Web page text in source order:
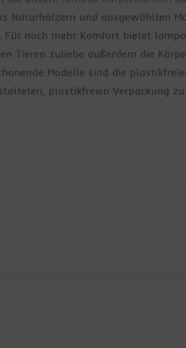
Naturhölzern und ausgewählten
Für noch mehr Komfort bietet
Tieren zuliebe außerdem die
Modelle sind die
plastikfreien Verpackung